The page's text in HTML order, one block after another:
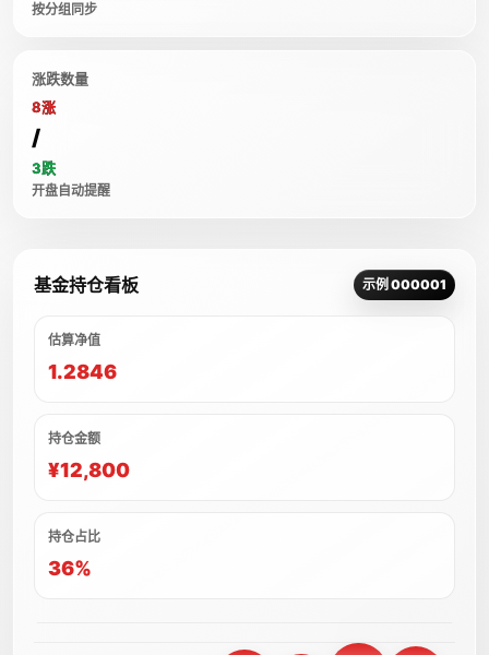
按分组同步
涨跌数量
8涨
/
3跌
开盘自动提醒
基金持仓看板 示例 000001
估算净值
1.2846
持仓金额
¥12,800
持仓占比
36%